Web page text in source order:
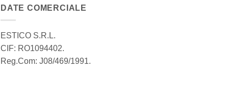
DATE COMERCIALE
ESTICO S.R.L.
CIF: RO1094402.
Reg.Com: J08/469/1991.